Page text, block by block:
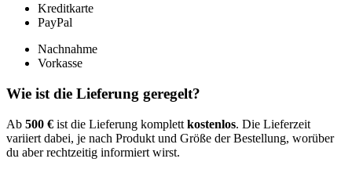
Kreditkarte
PayPal
Nachnahme
Vorkasse
Wie ist die Lieferung geregelt?
Ab 500 € ist die Lieferung komplett kostenlos. Die Lieferzeit
variiert dabei, je nach Produkt und Größe der Bestellung, worüber
du aber rechtzeitig informiert wirst.